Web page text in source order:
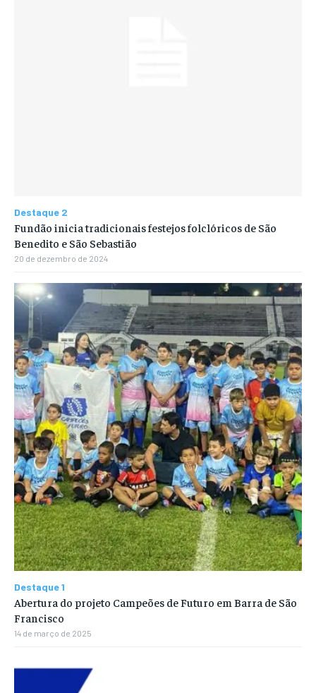
Destaque 2
Fundão inicia tradicionais festejos folclóricos de São
Benedito e São Sebastião
20 de dezembro de 2024
Destaque 1
Abertura do projeto Campeões de Futuro em Barra de São
Francisco
14 de março de 2025